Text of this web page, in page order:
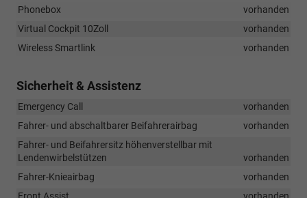
Phonebox
vorhanden
Virtual Cockpit 10Zoll
vorhanden
Wireless Smartlink
vorhanden
Sicherheit & Assistenz
Emergency Call
vorhanden
Fahrer- und abschaltbarer Beifahrerairbag
vorhanden
Fahrer- und Beifahrersitz höhenverstellbar mit
Lendenwirbelstützen
vorhanden
Fahrer-Knieairbag
vorhanden
Front Assist
vorhanden